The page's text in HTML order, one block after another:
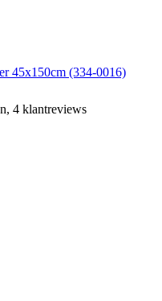
45x150cm (334-0016)
4 klantreviews